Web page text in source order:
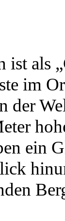
als
im
der
ein